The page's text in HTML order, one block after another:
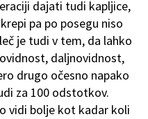
dajati tudi kapljice,
pa po posegu niso
je tudi v tem, da lahko
daljnovidnost,
drugo očesno napako
za 100 odstotkov.
vidi bolje kot kadar koli